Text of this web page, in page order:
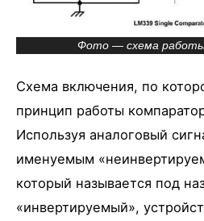
Фото — схема
Схема включения, по
принцип работы
Используя аналоговый
именуемым
который называется под
«инвертируемый»,